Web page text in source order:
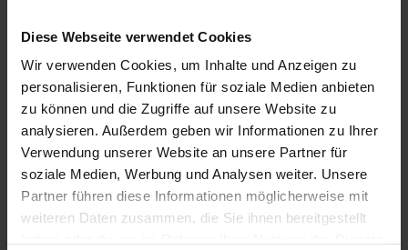
Diese Webseite verwendet Cookies
Wir verwenden Cookies, um Inhalte und Anzeigen zu
personalisieren, Funktionen für soziale Medien anbieten
zu können und die Zugriffe auf unsere Website zu
analysieren. Außerdem geben wir Informationen zu Ihrer
Verwendung unserer Website an unsere Partner für
soziale Medien, Werbung und Analysen weiter. Unsere
Partner führen diese Informationen möglicherweise mit
weiteren Daten zusammen, die Sie ihnen bereitgestellt
Family Ybbszimmer
Unsere großzügigen Family Ybbszimmer bieten mit über 40
m² genügend Platz für Ihren Familienurlaub im Mostviertel.
Genießen Sie die Moderne, verbunden mit historischem Stil